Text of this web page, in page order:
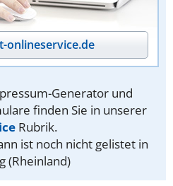
onlineservice.de
Generator und
finden Sie in unserer
Rubrik.
ist noch nicht gelistet in
(Rheinland)